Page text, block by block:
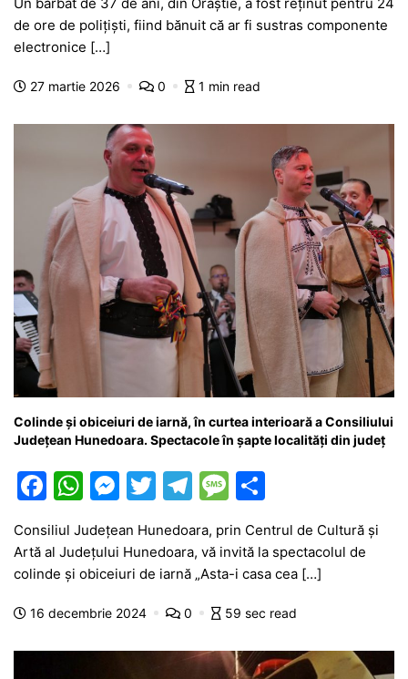
c
e
b
o
o
at
s
A
p
s
e
g
er
itt e
a
m
s
a
g
e
ta
ă
de ore de polițiști, fiind bănuit că ar fi sustras componente
electronice […]
27 martie 2026 0 1 min read
Colinde și obiceiuri de iarnă, în curtea interioară a Consiliului
Județean Hunedoara. Spectacole în șapte localități din județ
F
c
e
b
o
o
W
at
s
A
p
p
M
s
s
e
g
T
itt
er
T
e
gr
a
m
M
s
s
a
e
ta
je
a
z
ă
Consiliul Județean Hunedoara, prin Centrul de Cultură și
Artă al Județului Hunedoara, vă invită la spectacolul de
colinde și obiceiuri de iarnă „Asta-i casa cea […]
16 decembrie 2024 0 59 sec read